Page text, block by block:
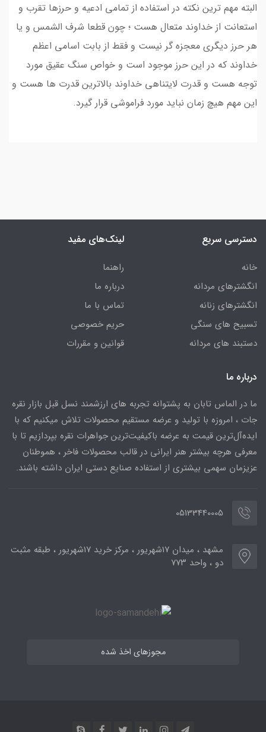
البته مهم ترین نکته در استفاده از تمامی ادعیه و حرزها تقرب و
استعانت از خداوند متعال هست ؛ چون قطعا شرف الشمس و یا
هر حرز دیگری معجزه گر نیست و فقط از بابت اسامی اعظم
خداوند که در این حرز موجود است و خواص سنگ عقیق مورد
توجه هست و قدرت لایتناهی خداوند بالاترین قدرت ها هست و
این مهم هیچ زمان نباید مورد فراموشی قرار گیرد.
دسترسی سریع
خانه
انگشترهای مردانه
انگشترهای زنانه
تسبیح های سنگی
دستبند های مردانه
لینک‌های مفید
راهنما
درباره ما
تماس با ما
حریم خصوصی
قوانین و مقررات
درباره ما
ما در الماس تابان به پشتوانه تجربه های ارزشمند نسل قبل بازار نقره
جات ، امروزه با تولید و عرضه مستقیم محصولات تلاش میکنیم که با
ایده‌آل‌ترین قیمت به عرضه باکیفیت‌ترین جواهرات نقره بپردازیم تا با
معرفی هرچه بیشتر هنر ایرانی در قالب محصولات فاخر ، هموطنان
عزیزمان سهمی بیشتری از استفاده صنایع دستی ایران داشته باشند.
05133440005
مشهد ، میدان ۱۷شهریور ، مرکز خرید ۱۷شهریور ، طبقه مثبت
دو ، واحد ۷۷۳
مجوزهای اخذ شده